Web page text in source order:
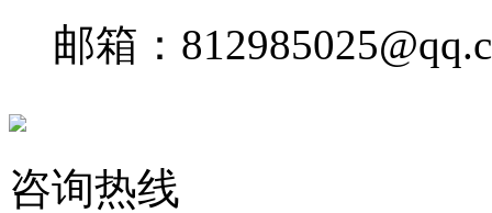
邮箱：
咨询热线